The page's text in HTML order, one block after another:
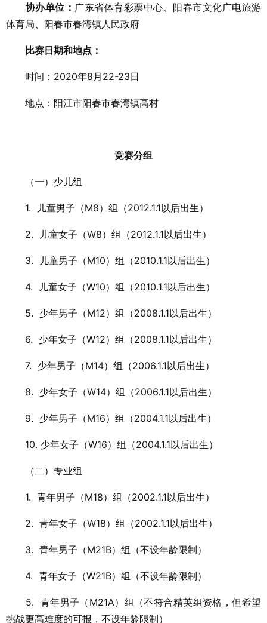
协办单位： 广东省体育彩票中心、阳春市文化广电旅游
体育局、阳春市春湾镇人民政府
比赛日期和地点：
时间：2020年8月22-23日
地点：阳江市阳春市春湾镇高村
竞赛分组
（一）少儿组
1. 儿童男子（M8）组（2012.1.1以后出生）
2. 儿童女子（W8）组（2012.1.1以后出生）
3. 儿童男子（M10）组（2010.1.1以后出生）
4. 儿童女子（W10）组（2010.1.1以后出生）
5. 少年男子（M12）组（2008.1.1以后出生）
6. 少年女子（W12）组（2008.1.1以后出生）
7. 少年男子（M14）组（2006.1.1以后出生）
8. 少年女子（W14）组（2006.1.1以后出生）
9. 少年男子（M16）组（2004.1.1以后出生）
10. 少年女子（W16）组（2004.1.1以后出生）
（二）专业组
1. 青年男子（M18）组（2002.1.1以后出生）
2. 青年女子（W18）组（2002.1.1以后出生）
3. 青年男子（M21B）组（不设年龄限制）
4. 青年女子（W21B）组（不设年龄限制）
5. 青年男子（M21A）组（不符合精英组资格，但希望
挑战更高难度的可报，不设年龄限制）